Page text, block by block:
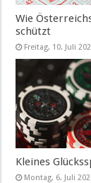
Wie
schützt
Freitag, 10. Juli
Kleines
Montag, 6. Juli